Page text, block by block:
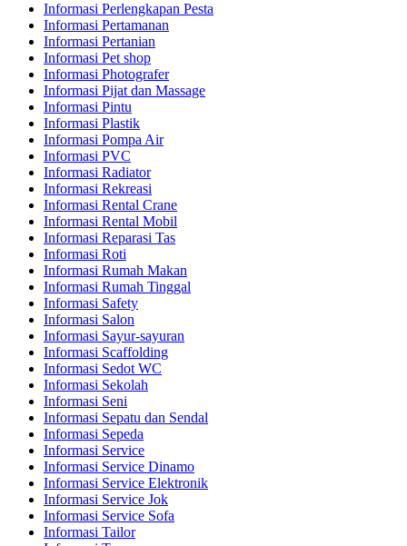
Informasi Perlengkapan Pesta
Informasi Pertamanan
Informasi Pertanian
Informasi Pet shop
Informasi Photografer
Informasi Pijat dan Massage
Informasi Pintu
Informasi Plastik
Informasi Pompa Air
Informasi PVC
Informasi Radiator
Informasi Rekreasi
Informasi Rental Crane
Informasi Rental Mobil
Informasi Reparasi Tas
Informasi Roti
Informasi Rumah Makan
Informasi Rumah Tinggal
Informasi Safety
Informasi Salon
Informasi Sayur-sayuran
Informasi Scaffolding
Informasi Sedot WC
Informasi Sekolah
Informasi Seni
Informasi Sepatu dan Sendal
Informasi Sepeda
Informasi Service
Informasi Service Dinamo
Informasi Service Elektronik
Informasi Service Jok
Informasi Service Sofa
Informasi Tailor